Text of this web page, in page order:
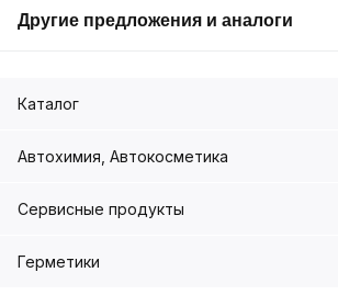
Другие предложения и аналоги
Каталог
Автохимия, Автокосметика
Сервисные продукты
Герметики